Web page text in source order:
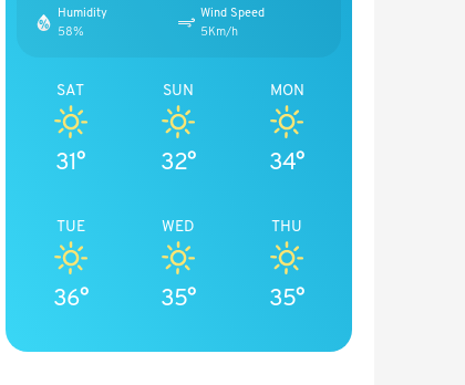
Humidity
58%
Wind Speed
5Km/h
SAT
31°
SUN
32°
MON
34°
TUE
36°
WED
35°
THU
35°